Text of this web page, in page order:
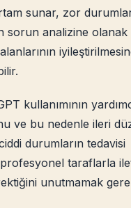
sunar, zor
sorun analizine olanak
kullanımının
ve bu nedenle ileri
durumların tedavisi
taraflarla
unutmamak